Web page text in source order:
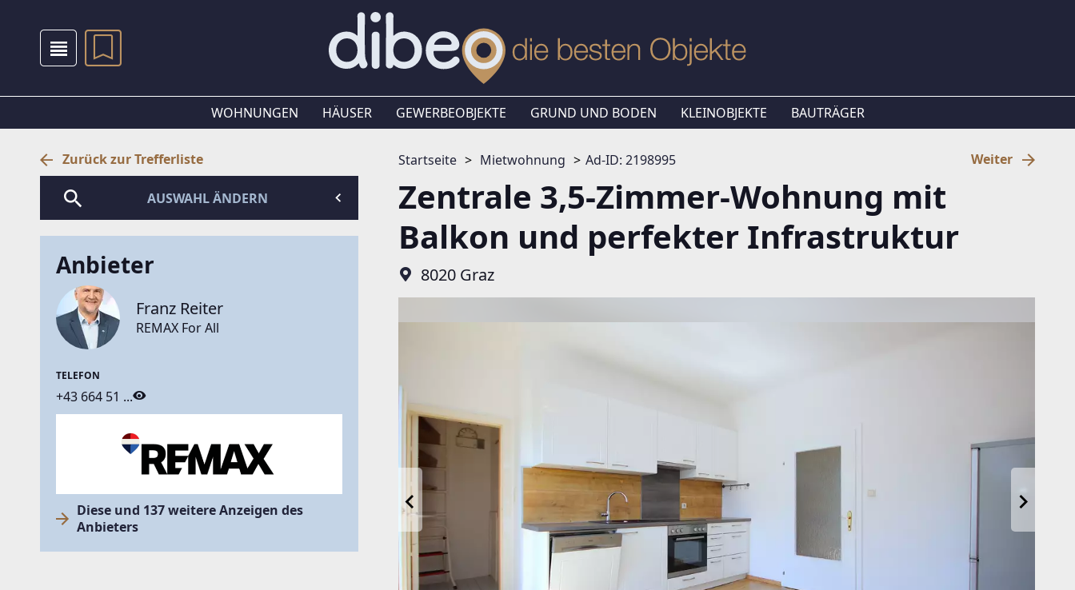
WOHNUNGEN HÄUSER GEWERBEOBJEKTE GRUND UND BODEN KLEINOBJEKTE BAUTRÄGER
Startseite Mietwohnung Ad-ID: 2198995 Weiter
Zentrale 3,5-Zimmer-Wohnung mit
Balkon und perfekter Infrastruktur
8020 Graz
Zurück zur Trefferliste
AUSWAHL ÄNDERN
Anbieter
Franz Reiter
REMAX For All
TELEFON
+43 664 51 ...
Diese und 137 weitere Anzeigen des
Anbieters